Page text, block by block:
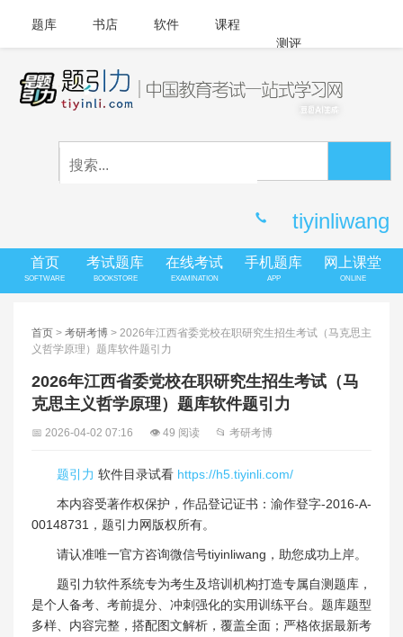
题库 书店 软件
课程
测评
APP下载
tiyinliwang
首页
SOFTWARE
考试题库
BOOKSTORE
在线考试
EXAMINATION
手机题库
APP
网上课堂
ONLINE
首页 > 考研考博 > 2026年江西省委党校在职研究生招生考试（马克思主
义哲学原理）题库软件题引力
2026年江西省委党校在职研究生招生考试（马
克思主义哲学原理）题库软件题引力
📅 2026-04-02 07:16 👁 49 阅读 📂 考研考博
题引力 软件目录试看 https://h5.tiyinli.com/
本内容受著作权保护，作品登记证书：渝作登字-2016-A-
00148731，题引力网版权所有。
请认准唯一官方咨询微信号tiyinliwang，助您成功上岸。
题引力软件系统专为考生及培训机构打造专属自测题库，
是个人备考、考前提分、冲刺强化的实用训练平台。题库题型
多样、内容完整，搭配图文解析，覆盖全面；严格依据最新考